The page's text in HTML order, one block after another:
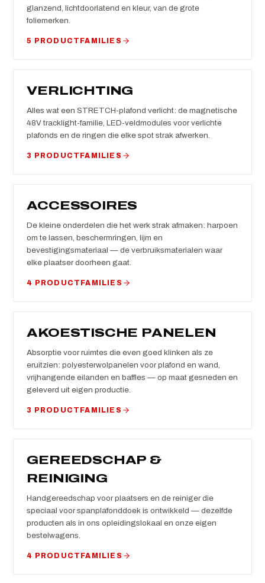
glanzend, lichtdoorlatend en kleur, van de grote
foliemerken.
5 PRODUCTFAMILIES
VERLICHTING
Alles wat een STRETCH-plafond verlicht: de magnetische
48V tracklight-familie, LED-veldmodules voor verlichte
plafonds en de ringen die elke spot strak afwerken.
3 PRODUCTFAMILIES
ACCESSOIRES
De kleine onderdelen die het werk strak afmaken: harpoen
om te lassen, beschermringen, lijm en
bevestigingsmateriaal — de verbruiksmaterialen waar
elke plaatser doorheen gaat.
4 PRODUCTFAMILIES
AKOESTISCHE PANELEN
Absorptie voor ruimtes die even goed klinken als ze
eruitzien: polyesterwolpanelen voor plafond en wand,
vrijhangende eilanden en baffles — op maat gesneden en
geleverd uit eigen productie.
3 PRODUCTFAMILIES
GEREEDSCHAP &
REINIGING
Handgereedschap voor plaatsers en de reiniger die
speciaal voor spanplafonddoek is ontwikkeld — dezelfde
producten als in ons opleidingslokaal en onze eigen
bestelwagens.
4 PRODUCTFAMILIES